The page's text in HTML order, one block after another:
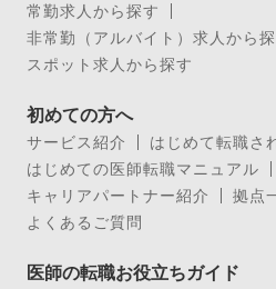
常勤求人から探す
非常勤（アルバイト）求人から
スポット求人から探す
初めての方へ
サービス紹介
はじめて転職さ
はじめての医師転職マニュアル
キャリアパートナー紹介
拠点
よくあるご質問
医師の転職お役立ちガイド